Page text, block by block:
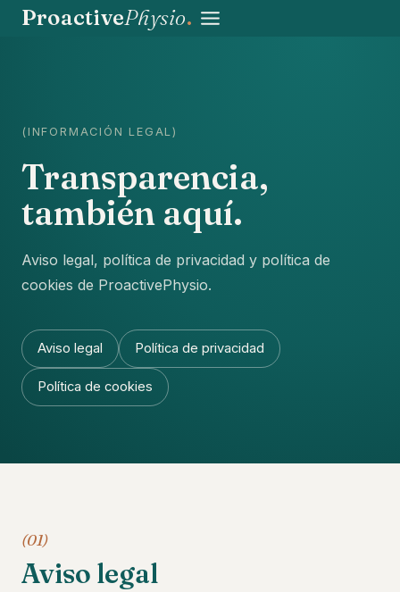
SaltarProactivePhysio.
(INFORMACIÓN LEGAL)
Transparencia,
también aquí.
Aviso legal, política de privacidad y política de
cookies de ProactivePhysio.
Aviso legal Política de privacidad
Política de cookies
(01)
Aviso legal